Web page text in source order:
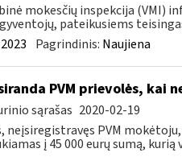
mokesčių inspekcija (VMI)
pateikusiems
2023 Pagrindinis: Naujiena
PVM prievolės, kai
sąrašas 2020-02-19
neįsiregistravęs PVM
į 45 000 eurų sumą,